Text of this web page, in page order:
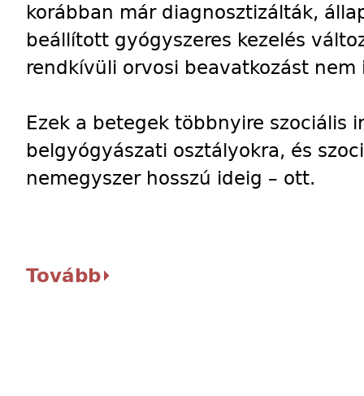
korábban már diagnosztizálták,
beállított gyógyszeres kezelés
rendkívüli orvosi beavatkozást nem
Ezek a betegek többnyire szociális
belgyógyászati osztályokra, és
nemegyszer hosszú ideig – ott.
Tovább